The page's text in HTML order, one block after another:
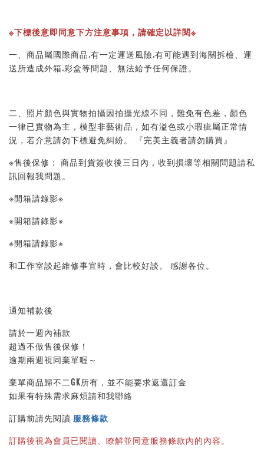
※下標後意即同意下方注意事項，請確定以詳閱※
一、商品屬國際商品.有一定運送風險.有可能遇到海關拆檢、運
送所造成外箱.彩盒等問題、無法給予任何保證。
二、照片顏色與實物拍攝因拍攝光線不同，難免有色差，顏色
一律已實物為主，模型非藝術品，如有溢色或小瑕疵屬正常情
況，若介意請勿下標避免糾紛。 『完美主義者請勿購買』
※售後保修： 商品到貨簽收後三日內，收到損壞等相關問題請私
訊回報我問題。
※開箱請錄影※
※開箱請錄影※
※開箱請錄影※
和工作室談起維修事宜時，會比較好談。 感謝各位。
通知補款後
請於一週內補款
超過不做售後保修！
逾期兩週視同棄單喔～
棄單商品歸不二GK所有，並不能要求返還訂金
如果有特殊需求麻煩請和我聯絡
訂購前請先閱讀 服務條款
訂購後視為會員已閱讀、瞭解並同意服務條款內的內容。